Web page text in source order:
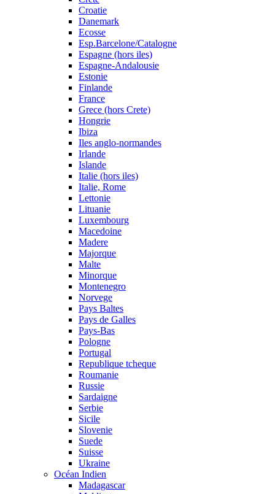
Croatie
Danemark
Ecosse
Esp.Barcelone/Catalogne
Espagne (hors iles)
Espagne-Andalousie
Estonie
Finlande
France
Grece (hors Crete)
Hongrie
Ibiza
Iles anglo-normandes
Irlande
Islande
Italie (hors iles)
Italie, Rome
Lettonie
Lituanie
Luxembourg
Macedoine
Madere
Majorque
Malte
Minorque
Montenegro
Norvege
Pays Baltes
Pays de Galles
Pays-Bas
Pologne
Portugal
Republique tcheque
Roumanie
Russie
Sardaigne
Serbie
Sicile
Slovenie
Suede
Suisse
Ukraine
Océan Indien
Madagascar